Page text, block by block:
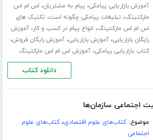
آموزش بازاریابی پیامکی، پیام به مشتریان، اس ام اس
مارکتینگ، تبلیغات پیامکی چگونه است، تکنیک های
اس ام اس مارکتینگ، انواع پیام در کسب و کار،آموزش
رایگان بازاریابی،آموزش بازاریابی،آموزش رایگان فروش،
کتاب بازاریابی پیامکی،آموزش اس ام اس مارکتینگ
دانلود کتاب
اجتماعی سازمان‌ها
موضوع:کتاب‌های علوم اقتصادی،کتاب‌های علوم
اجتماعی